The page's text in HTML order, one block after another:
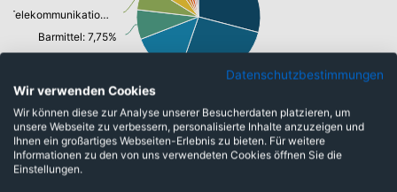
Finanzen: 26,17%
Barmittel: 7,75%
Telekommunikationsdienste, Breitband Internet: 6,97%
Top-Ten Titel
Datenschutzbestimmungen
Wir verwenden Cookies
Wir können diese zur Analyse unserer Besucherdaten platzieren, um
unsere Webseite zu verbessern, personalisierte Inhalte anzuzeigen und
Ihnen ein großartiges Webseiten-Erlebnis zu bieten. Für weitere
Informationen zu den von uns verwendeten Cookies öffnen Sie die
Einstellungen.